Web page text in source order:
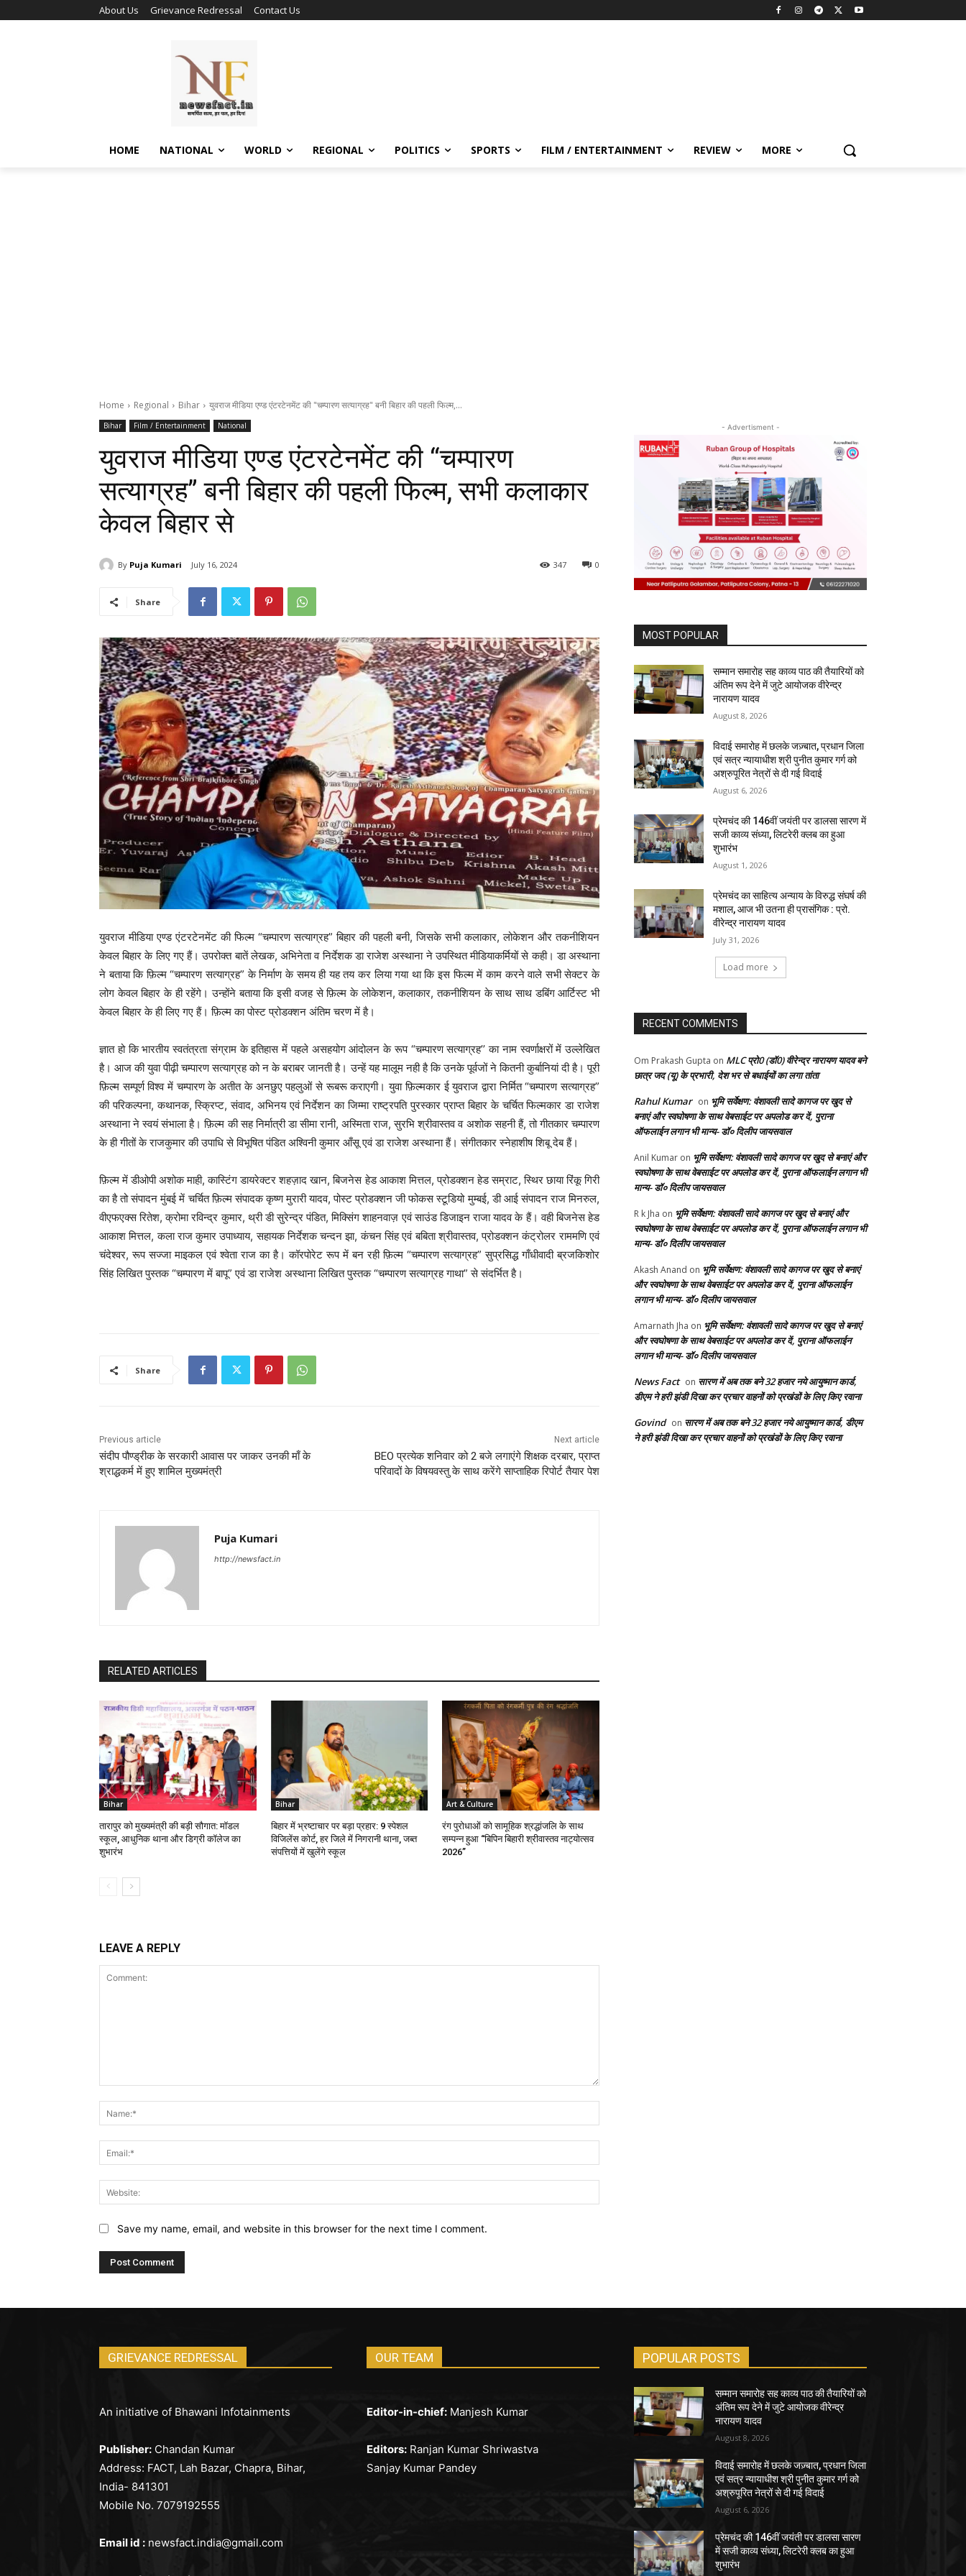
About Us Grievance Redressal Contact Us
HOME NATIONAL WORLD REGIONAL POLITICS SPORTS FILM / ENTERTAINMENT REVIEW MORE
Home Regional Bihar युवराज मीडिया एण्ड एंटरटेनमेंट की "चम्पारण सत्याग्रह" बनी बिहार की पहली फिल्म,...
Bihar Film / Entertainment National
युवराज मीडिया एण्ड एंटरटेनमेंट की “चम्पारण
सत्याग्रह” बनी बिहार की पहली फिल्म, सभी कलाकार
केवल बिहार से
By Puja Kumari July 16, 2024 0
347
Share
युवराज मीडिया एण्ड एंटरटेनमेंट की फिल्म “चम्पारण सत्याग्रह” बिहार की पहली बनी, जिसके सभी कलाकार, लोकेशन और तकनीशियन
केवल बिहार के लिए गए हैं। उपरोक्त बातें लेखक, अभिनेता व निर्देशक डा राजेश अस्थाना ने उपस्थित मीडियाकर्मियों से कही। डा अस्थाना
ने बताया कि फ़िल्म “चम्पारण सत्याग्रह” के निर्माण के समय ही यह तय कर लिया गया था कि इस फिल्म में काम करने वाले सभी सेक्टर के
लोग केवल बिहार के ही रहेंगे। उन्होंने बताया कि इसी वजह से फ़िल्म के लोकेशन, कलाकार, तकनीशियन के साथ साथ डबिंग आर्टिस्ट भी
केवल बिहार के ही लिए गए हैं। फ़िल्म का पोस्ट प्रोडक्शन अंतिम चरण में है।
ज्ञात हो कि भारतीय स्वतंत्रता संग्राम के इतिहास में पहले असहयोग आंदोलन के रूप “चम्पारण सत्याग्रह’’ का नाम स्वर्णाक्षरों में उल्लेखित
है। आज की युवा पीढ़ी चम्पारण सत्याग्रह को न के बराबर जानती है। उन्हें यह मालूम नही है कि उनके पूर्वजों ने कितनी कुर्बानियां दी है। पूरी
फ़िल्म सम्पूर्ण विश्व में चम्पारण के अतीत के अनछुए पहलुओं से रूबरू कराएगी। युवा फ़िल्मकार ई युवराज द्वारा निर्मित “चम्पारण सत्याग्रह”
की परिकल्पना, कथानक, स्क्रिप्ट, संवाद, अभिनय एवं निर्देशन का जिम्मा राष्ट्रपति पुरस्कार प्राप्त बिहार के चर्चित फिल्मकार डा राजेश
अस्थाना ने स्वयं संभाला है। फ़िल्म की सह निर्मात्री डा सीमा रानी, अस्मिता राज, सुरभि श्रीवास्तव व अशोक सहनी हैं, तो गीतकार चम्पारण
के ही गीतों के राजकुमार की उपाधि से विभूषित पंडित अश्विनी कुमार आँसू एवं डा राजेश अस्थाना हैं। संगीतकार स्नेहाशीष शिबू देब हैं।
फ़िल्म में डीओपी अशोक माही, कास्टिंग डायरेक्टर शहज़ाद खान, बिजनेस हेड आकाश मित्तल, प्रोडक्शन हेड सम्राट, स्थिर छाया रिंकू गिरी
का है तो संपादन मुंबई में चर्चित फ़िल्म संपादक कृष्ण मुरारी यादव, पोस्ट प्रोडक्शन जी फोकस स्टूडियो मुम्बई, डी आई संपादन राज मिनरुल,
वीएफएक्स रितेश, क्रोमा रविन्द्र कुमार, थ्री डी सुरेन्द्र पंडित, मिक्सिंग शाहनवाज़ एवं साउंड डिजाइन राजा यादव के हैं। वही बिजनेस हेड
आकाश मित्तल, कला राज कुमार उपाध्याय, सहायक निर्देशक चन्दन झा, कंचन सिंह एवं बबिता श्रीवास्तव, प्रोडक्शन कंट्रोलर राममणि एवं
चंदेश्वर, रूप सज्जा माइकल एवं श्वेता राज का है। कॉरपोरेट रूप में बन रही फ़िल्म “चम्पारण सत्याग्रह” सुप्रसिद्ध गाँधीवादी ब्रजकिशोर
सिंह लिखित पुस्तक “चम्पारण में बापू” एवं डा राजेश अस्थाना लिखित पुस्तक “चम्पारण सत्याग्रह गाथा” से संदर्भित है।
Share
Previous article
संदीप पौण्ड्रीक के सरकारी आवास पर जाकर उनकी माँ के
श्राद्धकर्म में हुए शामिल मुख्यमंत्री
Next article
BEO प्रत्येक शनिवार को 2 बजे लगाएंगे शिक्षक दरबार, प्राप्त
परिवादों के विषयवस्तु के साथ करेंगे साप्ताहिक रिपोर्ट तैयार पेश
Puja Kumari
http://newsfact.in
RELATED ARTICLES
Bihar
तारापुर को मुख्यमंत्री की बड़ी सौगात: मॉडल
स्कूल, आधुनिक थाना और डिग्री कॉलेज का
शुभारंभ
Bihar
बिहार में भ्रष्टाचार पर बड़ा प्रहार: 9 स्पेशल
विजिलेंस कोर्ट, हर जिले में निगरानी थाना, जब्त
संपत्तियों में खुलेंगे स्कूल
Art & Culture
रंग पुरोधाओं को सामूहिक श्रद्धांजलि के साथ
सम्पन्न हुआ “बिपिन बिहारी श्रीवास्तव नाट्योत्सव
2026”
LEAVE A REPLY
Save my name, email, and website in this browser for the next time I comment.
- Advertisment -
MOST POPULAR
सम्मान समारोह सह काव्य पाठ की तैयारियों को
अंतिम रूप देने में जुटे आयोजक वीरेन्द्र
नारायण यादव
August 8, 2026
विदाई समारोह में छलके जज़्बात, प्रधान जिला
एवं सत्र न्यायाधीश श्री पुनीत कुमार गर्ग को
अश्रुपूरित नेत्रों से दी गई विदाई
August 6, 2026
प्रेमचंद की 146वीं जयंती पर डालसा सारण में
सजी काव्य संध्या, लिटरेरी क्लब का हुआ
शुभारंभ
August 1, 2026
प्रेमचंद का साहित्य अन्याय के विरुद्ध संघर्ष की
मशाल, आज भी उतना ही प्रासंगिक : प्रो.
वीरेन्द्र नारायण यादव
July 31, 2026
Load more
RECENT COMMENTS
Om Prakash Gupta on MLC प्रो0 (डॉ0) वीरेन्द्र नारायण यादव बने
छात्र जद (यू) के प्रभारी, देश भर से बधाईयों का लगा तांता
Rahul Kumar on भूमि सर्वेक्षण: वंशावली सादे कागज पर खुद से
बनाएं और स्वघोषणा के साथ वेबसाईट पर अपलोड कर दें, पुराना
ऑफलाईन लगान भी मान्य- डॉ० दिलीप जायसवाल
Anil Kumar on भूमि सर्वेक्षण: वंशावली सादे कागज पर खुद से बनाएं और
स्वघोषणा के साथ वेबसाईट पर अपलोड कर दें, पुराना ऑफलाईन लगान भी
मान्य- डॉ० दिलीप जायसवाल
R k Jha on भूमि सर्वेक्षण: वंशावली सादे कागज पर खुद से बनाएं और
स्वघोषणा के साथ वेबसाईट पर अपलोड कर दें, पुराना ऑफलाईन लगान भी
मान्य- डॉ० दिलीप जायसवाल
Akash Anand on भूमि सर्वेक्षण: वंशावली सादे कागज पर खुद से बनाएं
और स्वघोषणा के साथ वेबसाईट पर अपलोड कर दें, पुराना ऑफलाईन
लगान भी मान्य- डॉ० दिलीप जायसवाल
Amarnath Jha on भूमि सर्वेक्षण: वंशावली सादे कागज पर खुद से बनाएं
और स्वघोषणा के साथ वेबसाईट पर अपलोड कर दें, पुराना ऑफलाईन
लगान भी मान्य- डॉ० दिलीप जायसवाल
News Fact on सारण में अब तक बने 32 हजार नये आयुष्मान कार्ड,
डीएम ने हरी झंडी दिखा कर प्रचार वाहनों को प्रखंडों के लिए किए रवाना
Govind on सारण में अब तक बने 32 हजार नये आयुष्मान कार्ड, डीएम
ने हरी झंडी दिखा कर प्रचार वाहनों को प्रखंडों के लिए किए रवाना
GRIEVANCE REDRESSAL
An initiative of Bhawani Infotainments
Publisher: Chandan Kumar
Address: FACT, Lah Bazar, Chapra, Bihar,
India- 841301
Mobile No. 7079192555
Email id : newsfact.india@gmail.com
OUR TEAM
Editor-in-chief: Manjesh Kumar
Editors: Ranjan Kumar Shriwastva
Sanjay Kumar Pandey
POPULAR POSTS
सम्मान समारोह सह काव्य पाठ की तैयारियों को
अंतिम रूप देने में जुटे आयोजक वीरेन्द्र
नारायण यादव
August 8, 2026
विदाई समारोह में छलके जज़्बात, प्रधान जिला
एवं सत्र न्यायाधीश श्री पुनीत कुमार गर्ग को
अश्रुपूरित नेत्रों से दी गई विदाई
August 6, 2026
प्रेमचंद की 146वीं जयंती पर डालसा सारण
में सजी काव्य संध्या, लिटरेरी क्लब का हुआ
शुभारंभ